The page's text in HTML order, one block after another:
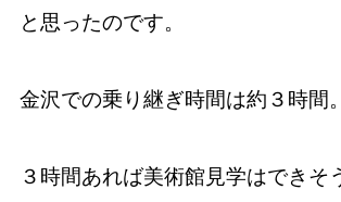
と思ったのです。
金沢での乗り継ぎ時間は約３時間。
３時間あれば美術館見学はできそ